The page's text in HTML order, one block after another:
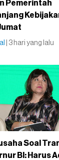
Pemerintah
| 3 hari yang lalu
Soal
BI: Harus